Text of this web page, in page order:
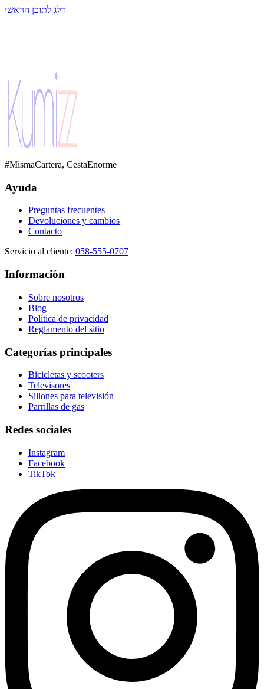
דלג לתוכן הראשי
#MismaCartera, CestaEnorme
Ayuda
Preguntas frecuentes
Devoluciones y cambios
Contacto
Servicio al cliente: 058-555-0707
Información
Sobre nosotros
Blog
Política de privacidad
Reglamento del sitio
Categorías principales
Bicicletas y scooters
Televisores
Sillones para televisión
Parrillas de gas
Redes sociales
Instagram
Facebook
TikTok